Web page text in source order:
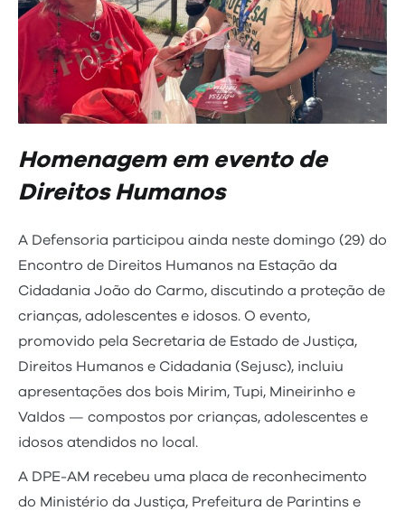
Homenagem em evento de
Direitos Humanos
A Defensoria participou ainda neste domingo (29) do
Encontro de Direitos Humanos na Estação da
Cidadania João do Carmo, discutindo a proteção de
crianças, adolescentes e idosos. O evento,
promovido pela Secretaria de Estado de Justiça,
Direitos Humanos e Cidadania (Sejusc), incluiu
apresentações dos bois Mirim, Tupi, Mineirinho e
VaIdos — compostos por crianças, adolescentes e
idosos atendidos no local.
A DPE-AM recebeu uma placa de reconhecimento
do Ministério da Justiça, Prefeitura de Parintins e